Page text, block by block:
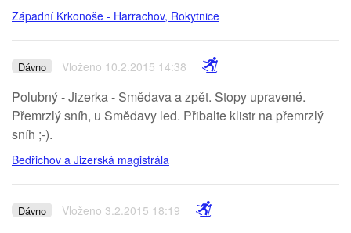
Západní Krkonoše - Harrachov, Rokytnice
Dávno Vloženo 10.2.2015 14:38
Polubný - Jizerka - Smědava a zpět. Stopy upravené.
Přemrzlý sníh, u Smědavy led. Přibalte klistr na přemrzlý
sníh ;-).
Bedřichov a Jizerská magistrála
Dávno Vloženo 3.2.2015 18:19